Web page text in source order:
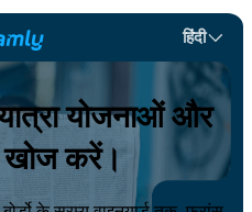
हिंदी
योजनाओं और
खोज करें।